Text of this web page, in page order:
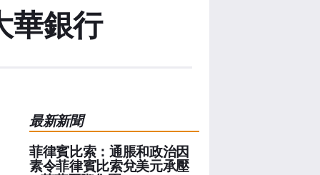
華銀行
最新新聞
菲律賓比索：通脹和政治因
素令菲律賓比索兌美元承壓